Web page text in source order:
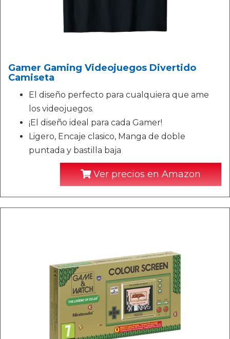
Gamer Gaming Videojuegos Divertido
Camiseta
El diseño perfecto para cualquiera que ame
los videojuegos.
¡El diseño ideal para cada Gamer!
Ligero, Encaje clasico, Manga de doble
puntada y bastilla baja
Ver precios en Amazon